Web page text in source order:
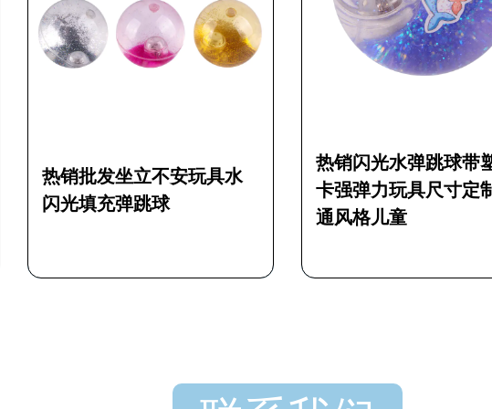
不安玩具水
球
热销闪光水弹跳球带塑料
卡强弹力玩具尺寸定制卡
畅
力